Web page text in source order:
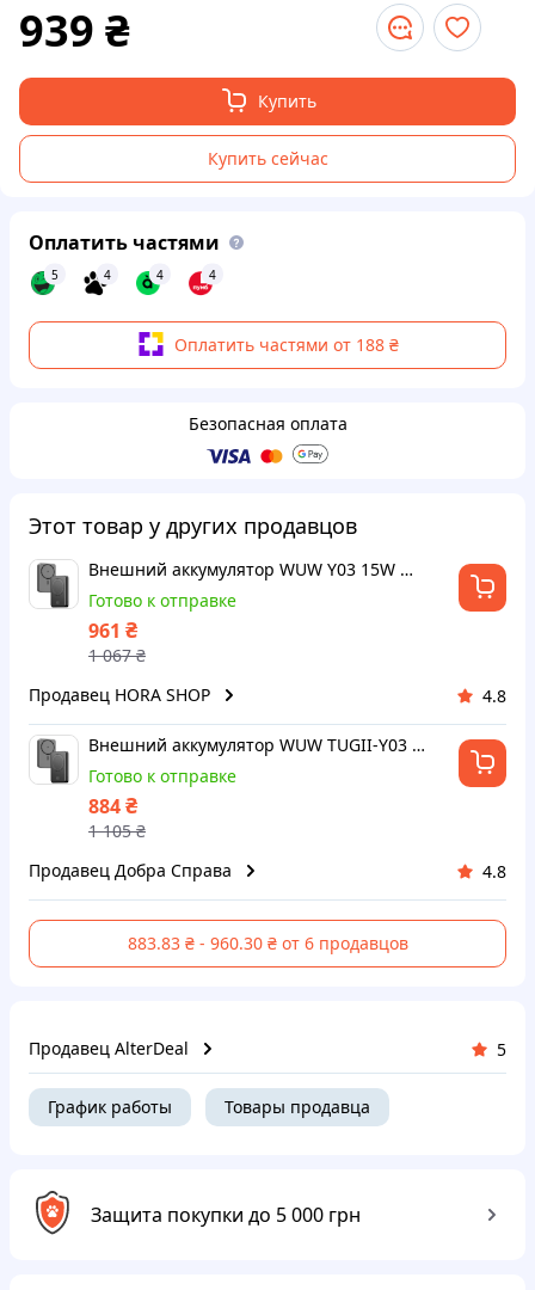
939 ₴
Купить
Купить сейчас
Оплатить частями
5 4 4 4
Оплатить частями от 188 ₴
Безопасная оплата
Этот товар у других продавцов
Внешний аккумулятор WUW Y03 15W magsafe 10000mAh Black (Y03W)
Готово к отправке
961 ₴
1 067₴
Продавец HORA SHOP
4.8
Внешний аккумулятор WUW TUGII-Y03 15W magsafe 10000mAh Black 4133923 dobra spava
Готово к отправке
884₴
1 105₴
Продавец Добра Справа
4.8
883.83 ₴ - 960.30 ₴ от 6 продавцов
Продавец AlterDeal 5
График работы Товары продавца
Защита покупки до 5 000 грн